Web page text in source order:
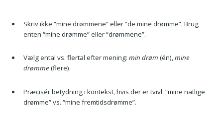
Skriv ikke “mine drømmene” eller “de mine drømme”. Brug
enten “mine drømme” eller “drømmene”.
Vælg ental vs. flertal efter mening: min drøm (én),mine
drømme(flere).
Præcisér betydning i kontekst, hvis der er tvivl: “mine natlige
drømme” vs. “mine fremtidsdrømme”.